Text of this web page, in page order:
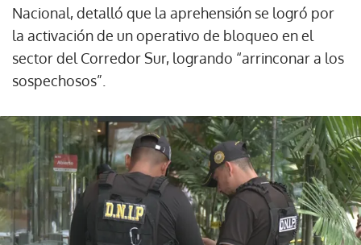
Nacional, detalló que la aprehensión se logró por
la activación de un operativo de bloqueo en el
sector del Corredor Sur, logrando “arrinconar a los
sospechosos”.